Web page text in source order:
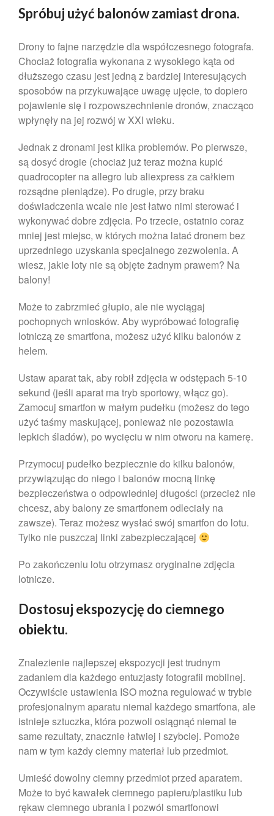
kwiecień 2024
marzec 2024
luty 2024
styczeń 2024
grudzień 2023
październik 2023
wrzesień 2023
sierpień 2023
lipiec 2023
czerwiec 2023
maj 2023
kwiecień 2023
styczeń 2023
grudzień 2022
wrzesień 2022
sierpień 2022
lipiec 2022
czerwiec 2022
kwiecień 2022
marzec 2022
luty 2022
styczeń 2022
grudzień 2021
listopad 2021
wrzesień 2021
maj 2021
kwiecień 2021
marzec 2021
luty 2021
styczeń 2021
listopad 2020
październik 2020
Spróbuj użyć balonów zamiast drona.
Drony to fajne narzędzie dla współczesnego fotografa.
Chociaż fotografia wykonana z wysokiego kąta od
dłuższego czasu jest jedną z bardziej interesujących
sposobów na przykuwające uwagę ujęcie, to dopiero
pojawienie się i rozpowszechnienie dronów, znacząco
wpłynęły na jej rozwój w XXI wieku.
Jednak z dronami jest kilka problemów. Po pierwsze,
są dosyć drogie (chociaż już teraz można kupić
quadrocopter na allegro lub aliexpress za całkiem
rozsądne pieniądze). Po drugie, przy braku
doświadczenia wcale nie jest łatwo nimi sterować i
wykonywać dobre zdjęcia. Po trzecie, ostatnio coraz
mniej jest miejsc, w których można latać dronem bez
uprzedniego uzyskania specjalnego zezwolenia. A
wiesz, jakie loty nie są objęte żadnym prawem? Na
balony!
Może to zabrzmieć głupio, ale nie wyciągaj
pochopnych wniosków. Aby wypróbować fotografię
lotniczą ze smartfona, możesz użyć kilku balonów z
helem.
Ustaw aparat tak, aby robił zdjęcia w odstępach 5-10
sekund (jeśli aparat ma tryb sportowy, włącz go).
Zamocuj smartfon w małym pudełku (możesz do tego
użyć taśmy maskującej, ponieważ nie pozostawia
lepkich śladów), po wycięciu w nim otworu na kamerę.
Przymocuj pudełko bezpiecznie do kilku balonów,
przywiązując do niego i balonów mocną linkę
bezpieczeństwa o odpowiedniej długości (przecież nie
chcesz, aby balony ze smartfonem odleciały na
zawsze). Teraz możesz wysłać swój smartfon do lotu.
Tylko nie puszczaj linki zabezpieczającej
Po zakończeniu lotu otrzymasz oryginalne zdjęcia
lotnicze.
Dostosuj ekspozycję do ciemnego
obiektu.
Znalezienie najlepszej ekspozycji jest trudnym
zadaniem dla każdego entuzjasty fotografii mobilnej.
Oczywiście ustawienia ISO można regulować w trybie
profesjonalnym aparatu niemal każdego smartfona, ale
istnieje sztuczka, która pozwoli osiągnąć niemal te
same rezultaty, znacznie łatwiej i szybciej. Pomoże
nam w tym każdy ciemny materiał lub przedmiot.
Umieść dowolny ciemny przedmiot przed aparatem.
Może to być kawałek ciemnego papieru/plastiku lub
rękaw ciemnego ubrania i pozwól smartfonowi